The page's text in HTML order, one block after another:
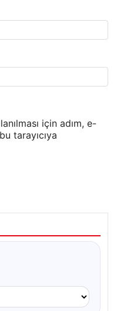
için adım, e-
tarayıcıya